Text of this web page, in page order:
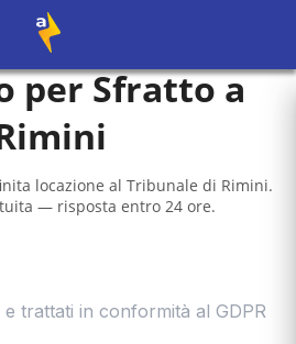
per Sfratto a
locazione al Tribunale di Rimini.
— risposta entro 24 ore.